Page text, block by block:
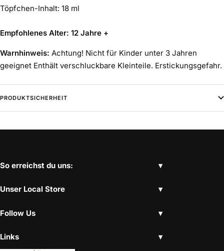
Töpfchen-Inhalt: 18 ml
Empfohlenes Alter: 12 Jahre +
Warnhinweis: Achtung! Nicht für Kinder unter 3 Jahren
geeignet Enthält verschluckbare Kleinteile. Erstickungsgefahr.
PRODUKTSICHERHEIT
So erreichst du uns:
Unser Local Store
Follow Us
Links